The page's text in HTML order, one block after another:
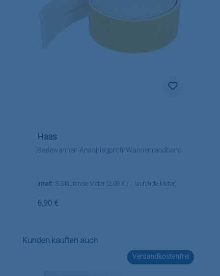
Badewannen-Anschlagprofil Wannenrandband
Haas
Inhalt: 3.3 laufende Meter (2,09 € / 1 laufende Meter)
Regulärer Preis:
6,90 €
Produktgalerie überspringen
Kunden kauften auch
Versandkostenfrei